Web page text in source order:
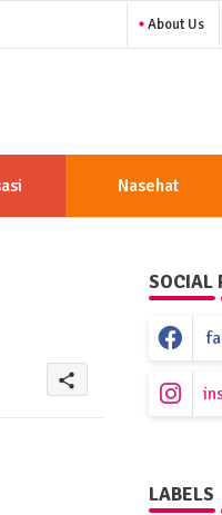
About Us
Nasehat
share
SOCIAL
LABELS